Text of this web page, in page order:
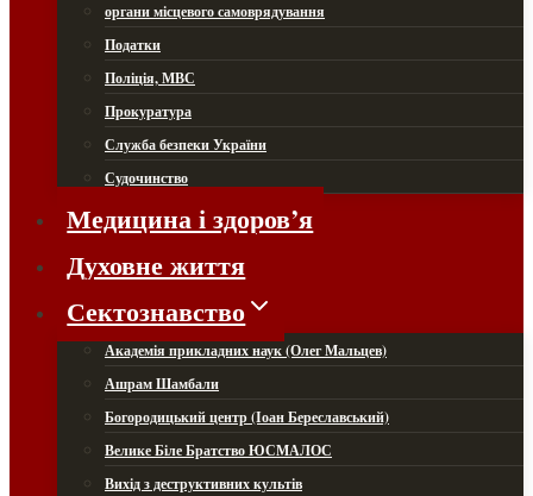
органи місцевого самоврядування
Податки
Поліція, МВС
Прокуратура
Служба безпеки України
Судочинство
Медицина і здоров’я
Духовне життя
Сектознавство
Академія прикладних наук (Олег Мальцев)
Ашрам Шамбали
Богородицький центр (Іоан Береславський)
Велике Біле Братство ЮСМАЛОС
Вихід з деструктивних культів